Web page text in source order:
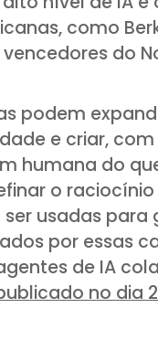
como
do
podem
e criar,
humana do
o
usadas para
por essas
de IA
no dia